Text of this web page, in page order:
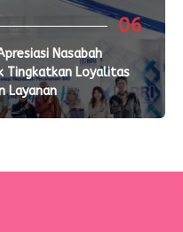
06
Nasabah
Tingkatkan Loyalitas
Layanan